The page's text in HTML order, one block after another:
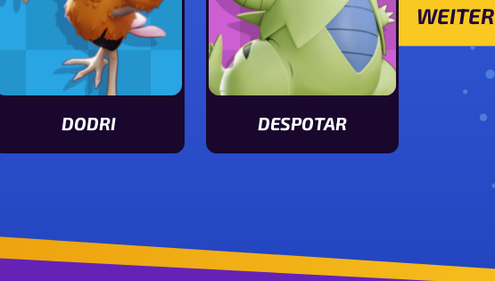
DODRI
Statuswerte von Dodri ansehen
WEITER
DESPOTAR
Statuswerte von Despotar ansehen